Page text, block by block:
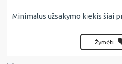
Minimalus užsakymo kiekis šiai
Žymėti